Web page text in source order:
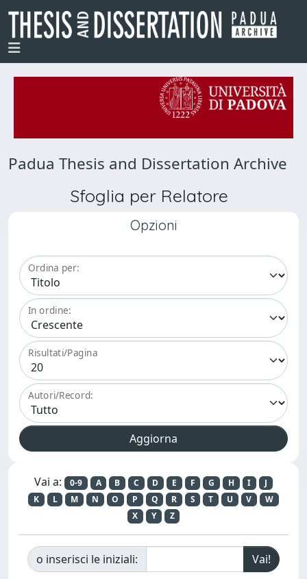
Padua Thesis and Dissertation Archive
Sfoglia per Relatore
Opzioni
Ordina per:
In ordine:
Risultati/Pagina
Autori/Record:
Vai a: 0-9 A B C D E F G H I
J
K
L M N O P Q R S T U V
W
X
Y Z
o inserisci le iniziali: